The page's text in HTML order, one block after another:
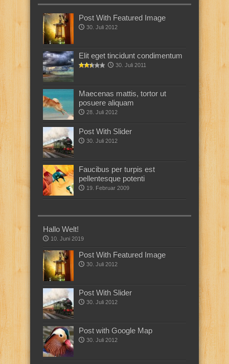
Post With Featured Image
30. Juli 2012
Elit eget tincidunt condimentum
30. Juli 2011
Maecenas mattis, tortor ut
posuere aliquam
28. Juli 2012
Post With Slider
30. Juli 2012
Faucibus per turpis est
pellentesque potenti
19. Februar 2009
Hallo Welt!
10. Juni 2019
Post With Featured Image
30. Juli 2012
Post With Slider
30. Juli 2012
Post with Google Map
30. Juli 2012